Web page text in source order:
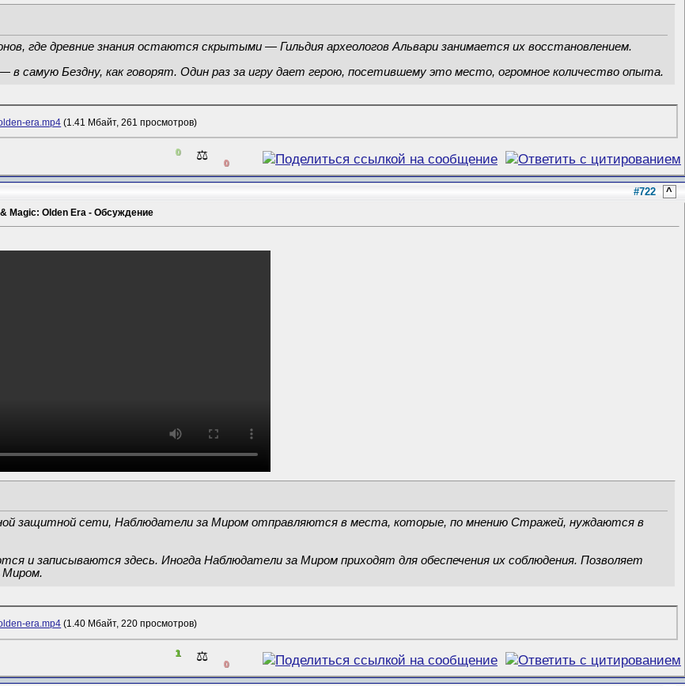
где древние знания остаются скрытыми — Гильдия археологов Альвари занимается их восстановлением.
в самую Бездну, как говорят. Один раз за игру дает герою, посетившему это место, огромное количество опыта.
era.mp4 (1.41 Мбайт, 261 просмотров)
0 ⚖️ 0
#722 ^
Magic: Olden Era - Обсуждение
защитной сети, Наблюдатели за Миром отправляются в места, которые, по мнению Стражей, нуждаются в
и записываются здесь. Иногда Наблюдатели за Миром приходят для обеспечения их соблюдения. Позволяет
Миром.
era.mp4 (1.40 Мбайт, 220 просмотров)
1 ⚖️ 0